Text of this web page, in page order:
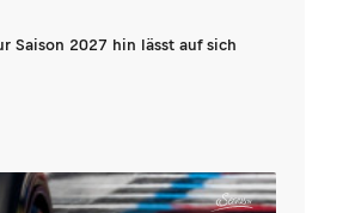
Saison 2027 hin lässt auf sich